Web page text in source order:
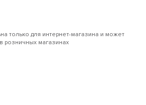
только для интернет-магазина и может
розничных магазинах